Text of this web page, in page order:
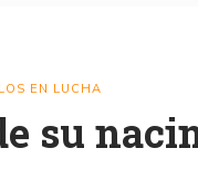
EN LUCHA
su